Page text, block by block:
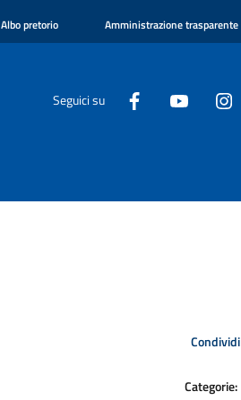
Albo pretorio Amministrazione trasparente
Seguici su
Condividi
Categorie: